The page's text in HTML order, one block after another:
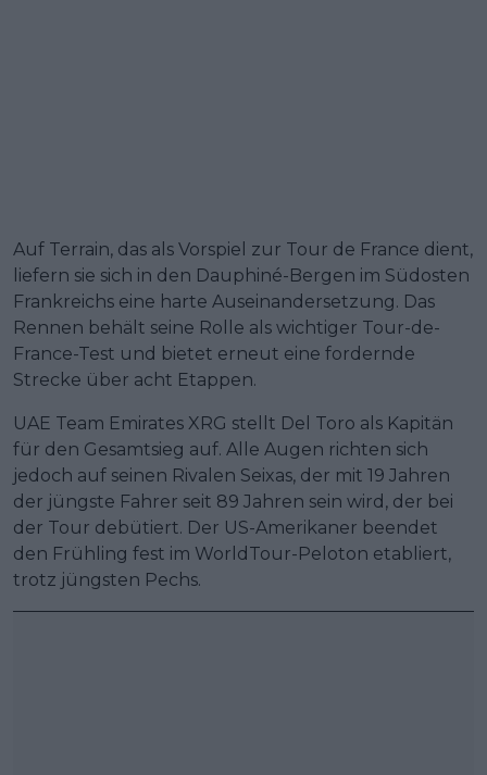
Auf Terrain, das als Vorspiel zur Tour de France dient,
liefern sie sich in den Dauphiné-Bergen im Südosten
Frankreichs eine harte Auseinandersetzung. Das
Rennen behält seine Rolle als wichtiger Tour-de-
France-Test und bietet erneut eine fordernde
Strecke über acht Etappen.
UAE Team Emirates XRG stellt Del Toro als Kapitän
für den Gesamtsieg auf. Alle Augen richten sich
jedoch auf seinen Rivalen Seixas, der mit 19 Jahren
der jüngste Fahrer seit 89 Jahren sein wird, der bei
der Tour debütiert. Der US-Amerikaner beendet
den Frühling fest im WorldTour-Peloton etabliert,
trotz jüngsten Pechs.